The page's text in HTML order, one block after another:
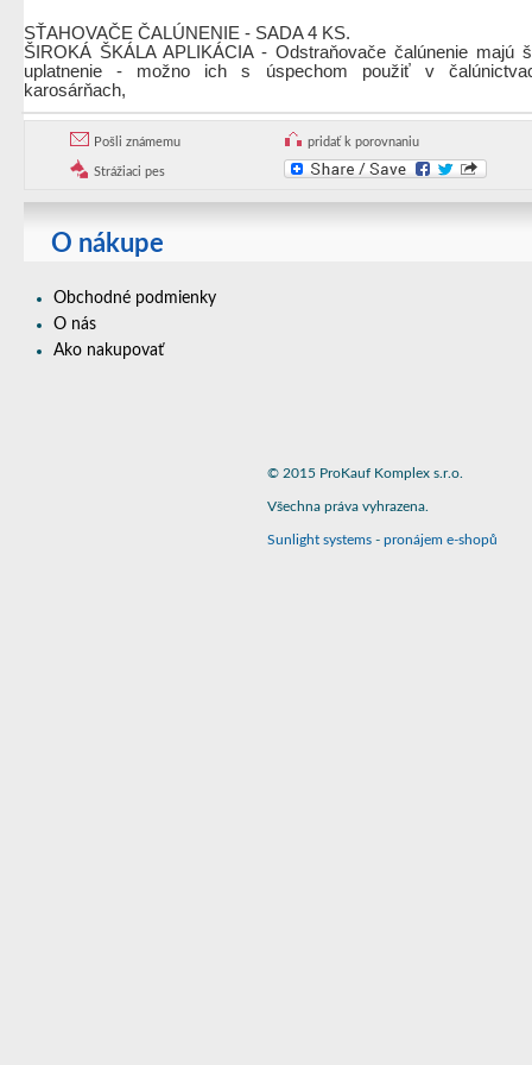
SŤAHOVAČE ČALÚNENIE - SADA 4 KS.
ŠIROKÁ ŠKÁLA APLIKÁCIA - Odstraňovače čalúnenie majú
uplatnenie - možno ich s úspechom použiť v
karosárňach,
Pošli známemu pridať k porovnaniu
Strážiaci pes
O nákupe
Obchodné podmienky
O nás
Ako nakupovať
© 2015 ProKauf Komplex s.r.o.
Všechna práva vyhrazena.
Sunlight systems - pronájem e-shopů